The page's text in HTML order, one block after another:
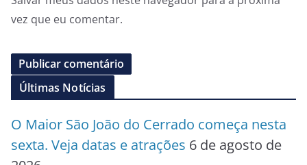
vez que eu comentar.
Últimas Notícias
O Maior São João do Cerrado começa nesta
sexta. Veja datas e atrações 6 de agosto de